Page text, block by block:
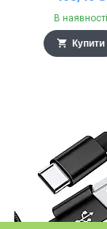
В наявності
Купити